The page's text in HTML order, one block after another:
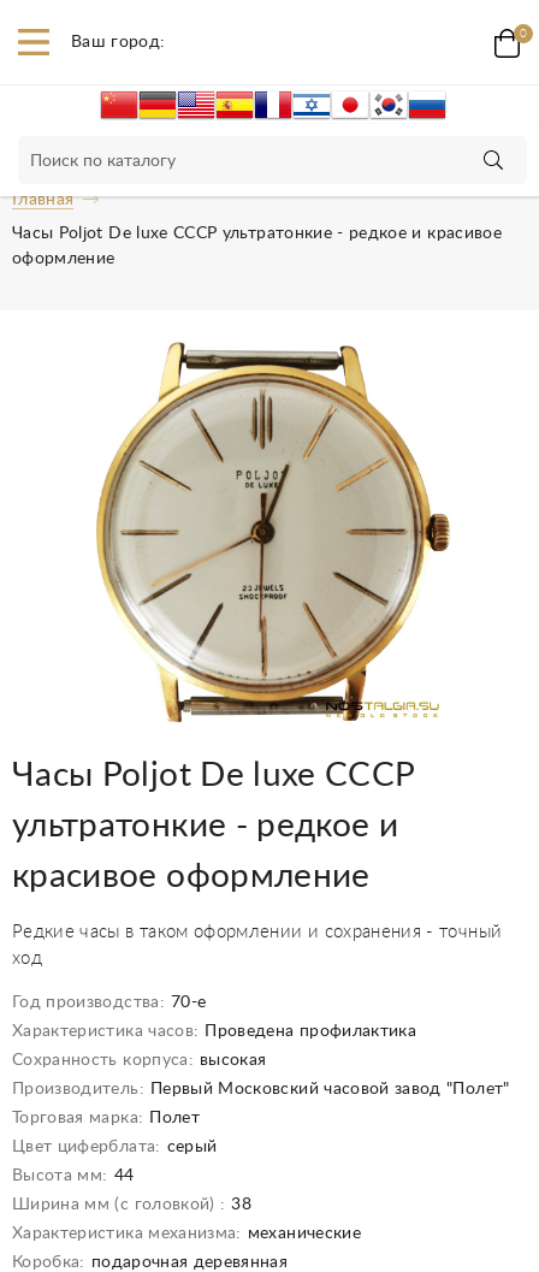
Ваш город: 0
Главная
Часы Poljot De luxe СССР ультратонкие - редкое и красивое
оформление
Часы Poljot De luxe СССР
ультратонкие - редкое и
красивое оформление
Редкие часы в таком оформлении и сохранения - точный
ход
Год производства: 70-е
Характеристика часов:
Проведена профилактика
Сохранность корпуса: высокая
Производитель:
Первый Московский часовой завод "Полет"
Торговая марка:
Полет
Цвет циферблата: серый
Высота мм: 44
Ширина мм (с головкой) : 38
Характеристика механизма: механические
Коробка: подарочная деревянная